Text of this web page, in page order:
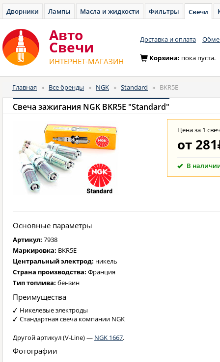
Дворники Лампы Масла и жидкости Фильтры Свечи
Авто
Cвечи
ИНТЕРНЕТ-МАГАЗИН
Доставка и оплата
Корзина: пока пуста.
Главная » Все бренды » NGK » Standard » BKR5E
Свеча зажигания NGK BKR5E "Standard"
Цена за 1
от 281
В
Основные параметры
Артикул: 7938
Маркировка: BKR5E
Центральный электрод: никель
Страна производства: Франция
Тип топлива: бензин
Преимущества
Никелевые электроды
Стандартная свеча компании NGK
Другой артикул (V-Line) — NGK 1667.
Фотографии